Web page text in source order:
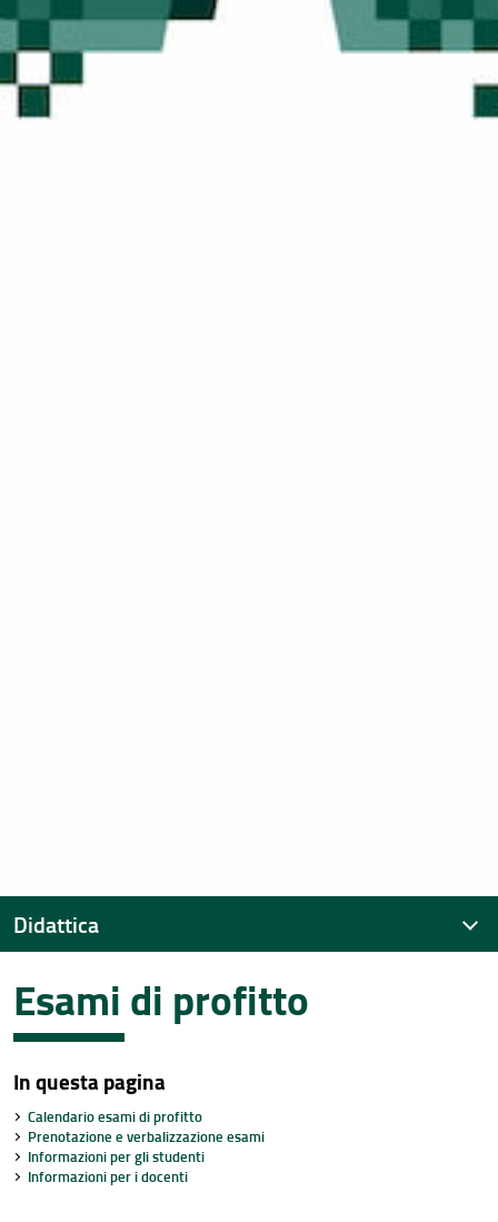
Esami di profitto
In questa pagina
Calendario esami di profitto
Prenotazione e verbalizzazione esami
Informazioni per gli studenti
Informazioni per i docenti
Didattica
Calendario didattico e Orario delle lezioni
Aule e laboratori
Piani di studio
Esami di profitto
Conoscenza della lingua straniera